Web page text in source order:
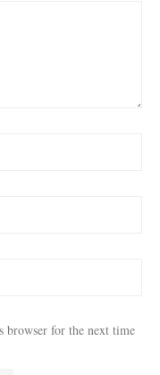
browser for the next time